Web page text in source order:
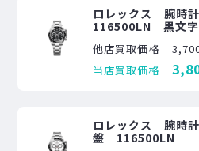
ロレックス 腕時
116500LN 黒文
他店買取価格
当店買取価格
ロレックス 腕時
盤 116500LN